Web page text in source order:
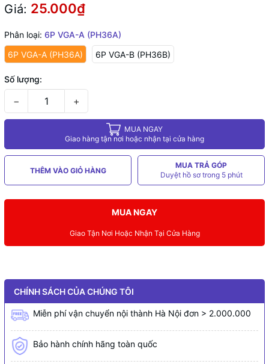
Giá: 25.000₫
Phân loại: 6P VGA-A (PH36A)
6P VGA-A (PH36A)
6P VGA-B (PH36B)
Số lượng:
− +
MUA NGAY
Giao hàng tận nơi hoặc nhận tại cửa hàng
THÊM VÀO GIỎ HÀNG
MUA TRẢ GÓP
Duyệt hồ sơ trong 5 phút
MUA NGAY
Giao Tận Nơi Hoặc Nhận Tại Cửa Hàng
CHÍNH SÁCH CỦA CHÚNG TÔI
Miễn phí vận chuyển nội thành Hà Nội đơn > 2.000.000
Bảo hành chính hãng toàn quốc